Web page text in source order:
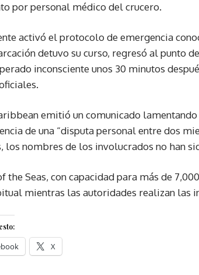
por personal médico del crucero.
activó el protocolo de emergencia
detuvo su curso, regresó al punto
inconsciente unos 30 minutos
emitió un comunicado
de una “disputa personal entre dos
los nombres de los involucrados no han
the Seas, con capacidad para más de
mientras las autoridades realizan las
X